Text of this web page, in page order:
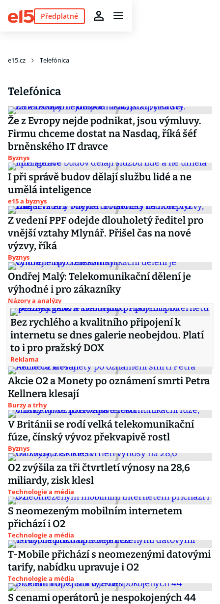
Předplatné
e15.cz Telefónica
Telefónica
Že z Evropy nejde podnikat, jsou výmluvy.
Firmu chceme dostat na Nasdaq, říká šéf
brněnského IT dravce
Byznys
I při správě budov dělají službu lidé a ne
umělá inteligence
e15 a byznys
Z vedení PPF odejde dlouholetý ředitel pro
vnější vztahy Mlynář. Přišel čas na nové
výzvy, říká
Byznys
Ondřej Malý: Telekomunikační dělení je
výhodné i pro zákazníky
Názory a analýzy
Bez rychlého a kvalitního připojení k
internetu se dnes galerie neobejdou. Platí
to i pro pražský DOX
Reklama
Akcie O2 a Monety po oznámení smrti Petra
Kellnera klesají
Burzy a trhy
V Británii se rodí velká telekomunikační
fúze, čínský vývoz překvapivě rostl
Byznys
O2 zvýšila za tři čtvrtletí výnosy na 28,6
miliardy, zisk klesl
Technologie a média
S neomezeným mobilním internetem
přichází i O2
Technologie a média
T-Mobile přichází s neomezenými datovými
tarify, nabídku upravuje i O2
Technologie a média
S cenami operátorů je nespokojených 44